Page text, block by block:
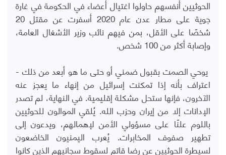
الحوثيين أنفسهم حاولوا اغتيال أعضاء في الحكومة في غارة
جوية على مطار عدن عام 2020 أسفرت عن مقتل 20
شخصًا على الأقل، بمن فيهم نائب وزير الأشغال العامة،
وإصابة أكثر من 100 شخص.
يوحي الصمت بقبول ضمني أو حتى ما هو أبعد من ذلك -
اعتراف بأنه إذا تمكنت إسرائيل من إنهاء ما يعجز عنه
الآخرون، فإنها ستحل مشكلة إقليمية. في النهاية، لم تصدر
الإدانات إلا من إيران وحزب الله. يُلقي الموالون للحوثيين
باللوم علنًا على مسؤولي الأمن لإهمالهم، ويدعون إلى
تطهير صفوف المخابرات. يُعرب اليمنيون الخاضعون
لسيطرة الحوثيين عن رضا قاتم لسقوط سجانيهم الذين كانوا